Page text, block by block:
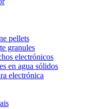
pellets
granules
electrónicos
en agua sólidos
electrónica